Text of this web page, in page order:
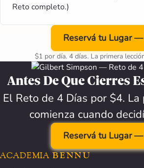
Reto completo.)
Reservá tu Lugar
$1 por día. 4 días. La primera
Antes De Que Cierres
El Reto de 4 Días por $4.
comienza cuando
Reservá tu Lugar
ACADEMIABENNU